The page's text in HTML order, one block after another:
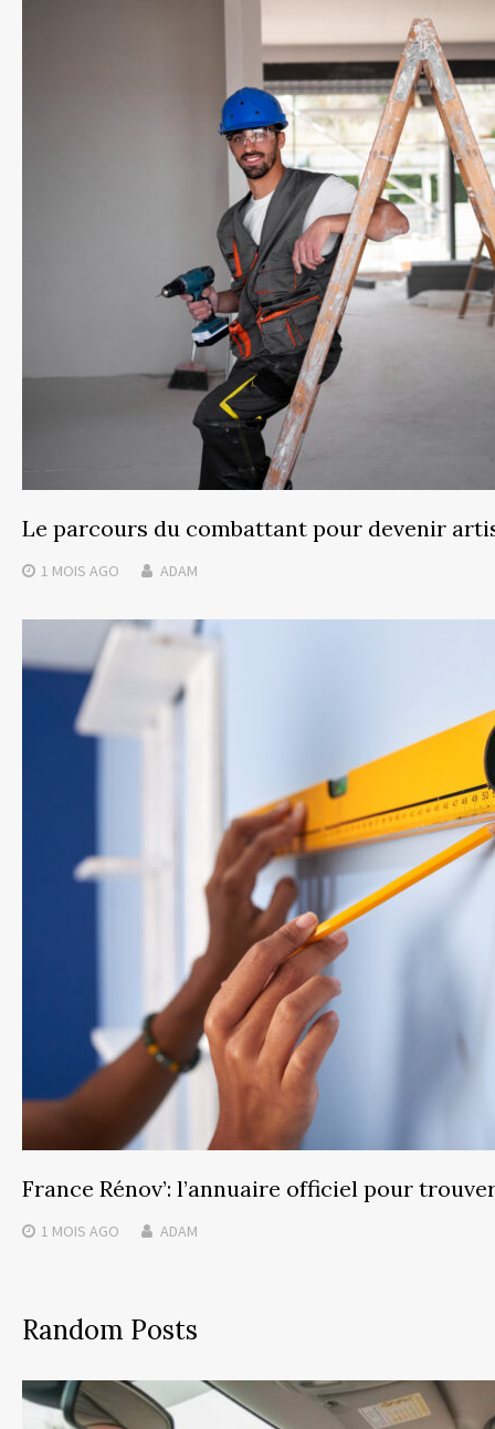
Le parcours du combattant pour devenir
1 MOIS AGO ADAM
France Rénov’: l’annuaire officiel pour
1 MOIS AGO ADAM
Random Posts